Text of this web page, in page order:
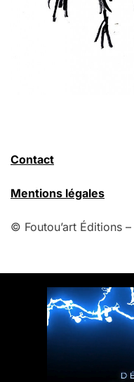
Contact
Mentions légales
© Foutou’art Éditions –